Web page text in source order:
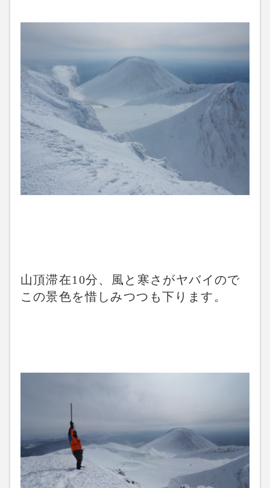
山頂滞在10分、風と寒さがヤバイので
この景色を惜しみつつも下ります。